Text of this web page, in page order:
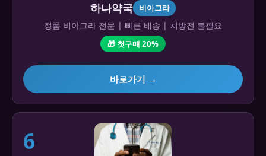
하나약국 비아그라
정품 비아그라 전문 | 빠른 배송 | 처방전 불필요
🎁 첫구매 20%
바로가기 →
6